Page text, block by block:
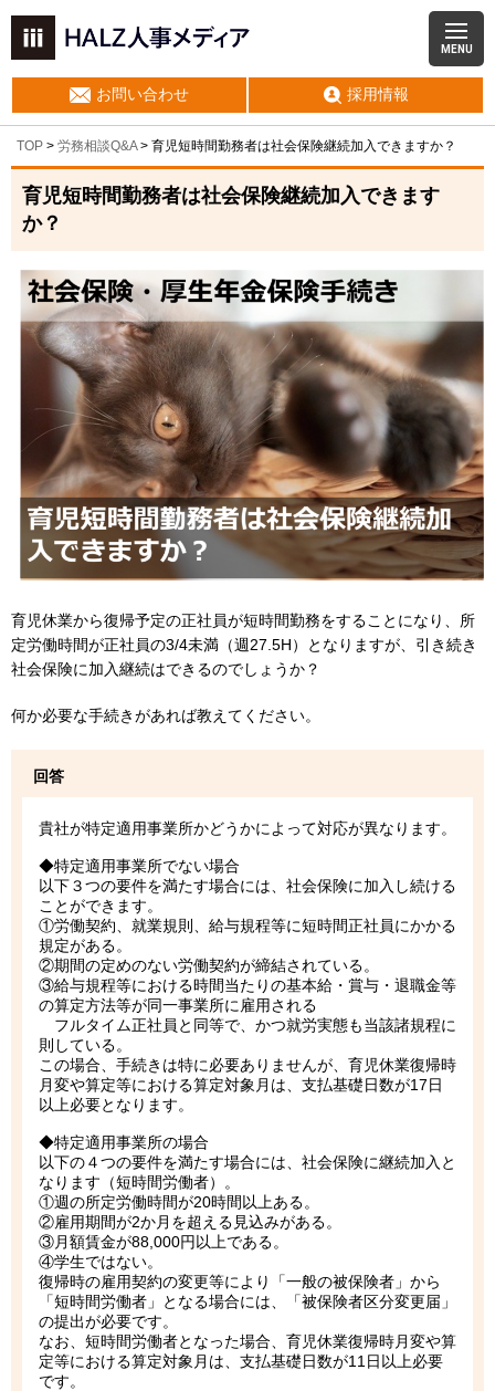
MENU
お問い合わせ 採用情報
TOP > 労務相談Q&A> 育児短時間勤務者は社会保険継続加入できますか？
育児短時間勤務者は社会保険継続加入できます
か？
育児休業から復帰予定の正社員が短時間勤務をすることになり、所
定労働時間が正社員の3/4未満（週27.5H）となりますが、引き続き
社会保険に加入継続はできるのでしょうか？
何か必要な手続きがあれば教えてください。
回答
貴社が特定適用事業所かどうかによって対応が異なります。
◆特定適用事業所でない場合
以下３つの要件を満たす場合には、社会保険に加入し続ける
ことができます。
①労働契約、就業規則、給与規程等に短時間正社員にかかる
規定がある。
②期間の定めのない労働契約が締結されている。
③給与規程等における時間当たりの基本給・賞与・退職金等
の算定方法等が同一事業所に雇用される
フルタイム正社員と同等で、かつ就労実態も当該諸規程に
則している。
この場合、手続きは特に必要ありませんが、育児休業復帰時
月変や算定等における算定対象月は、支払基礎日数が17日
以上必要となります。
◆特定適用事業所の場合
以下の４つの要件を満たす場合には、社会保険に継続加入と
なります（短時間労働者）。
①週の所定労働時間が20時間以上ある。
②雇用期間が2か月を超える見込みがある。
③月額賃金が88,000円以上である。
④学生ではない。
復帰時の雇用契約の変更等により「一般の被保険者」から
「短時間労働者」となる場合には、「被保険者区分変更届」
の提出が必要です。
なお、短時間労働者となった場合、育児休業復帰時月変や算
定等における算定対象月は、支払基礎日数が11日以上必要
です。